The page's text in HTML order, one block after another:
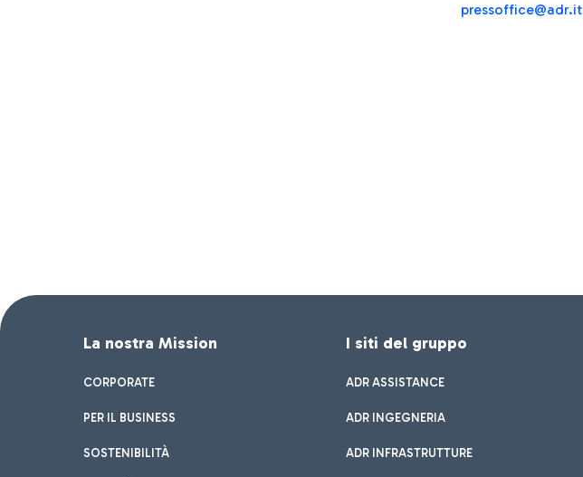
pressoffice@adr.it
La nostra Mission
CORPORATE
PER IL BUSINESS
SOSTENIBILITÀ
I siti del gruppo
ADR ASSISTANCE
ADR INGEGNERIA
ADR INFRASTRUTTURE